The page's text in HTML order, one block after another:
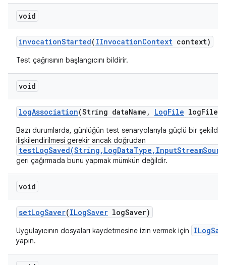
void
invocationStarted(IInvocationContext context)
Test çağrısının başlangıcını bildirir.
void
logAssociation(String dataName , LogFile logFile)
Bazı durumlarda, günlüğün test senaryolarıyla güçlü bir şekilde
ilişkilendirilmesi gerekir ancak doğrudan
geri çağırmada bunu yapmak mümkün değildir.
void
setLogSaver(ILogSaver logSaver)
Uygulayıcının dosyaları kaydetmesine izin vermek için
yapın.